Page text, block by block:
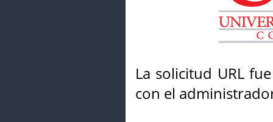
La solicitud URL
con el